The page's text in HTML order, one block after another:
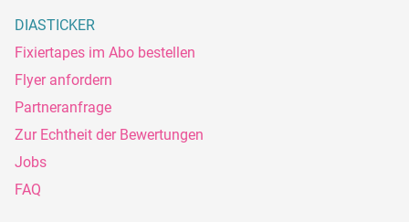
DIASTICKER
Fixiertapes im Abo bestellen
Flyer anfordern
Partneranfrage
Zur Echtheit der Bewertungen
Jobs
FAQ